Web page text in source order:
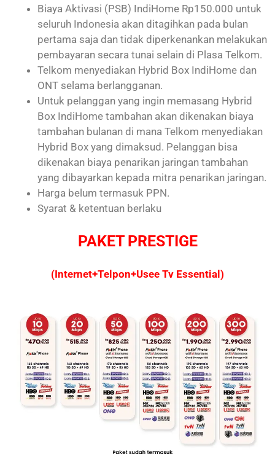
Biaya Aktivasi (PSB) IndiHome Rp150.000 untuk
seluruh Indonesia akan ditagihkan pada bulan
pertama saja dan tidak diperkenankan melakukan
pembayaran secara tunai selain di Plasa Telkom.
Telkom menyediakan Hybrid Box IndiHome dan
ONT selama berlangganan.
Untuk pelanggan yang ingin memasang Hybrid
Box IndiHome tambahan akan dikenakan biaya
tambahan bulanan di mana Telkom menyediakan
Hybrid Box yang dimaksud. Pelanggan bisa
dikenakan biaya penarikan jaringan tambahan
yang dibayarkan kepada mitra penarikan jaringan.
Harga belum termasuk PPN.
Syarat & ketentuan berlaku
PAKET PRESTIGE
(Internet+Telpon+Usee Tv Essential)